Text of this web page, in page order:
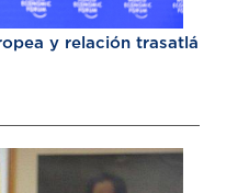
y relación trasatlá